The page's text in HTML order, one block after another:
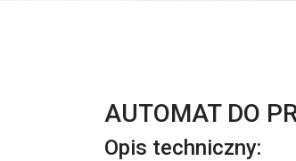
AUTOMAT DO
Opis techniczny: